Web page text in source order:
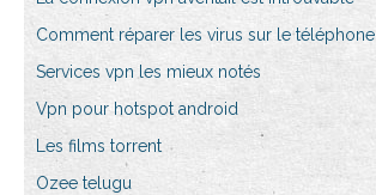
Comment réparer les virus sur le téléphone
Services vpn les mieux notés
Vpn pour hotspot android
Les films torrent
Ozee telugu